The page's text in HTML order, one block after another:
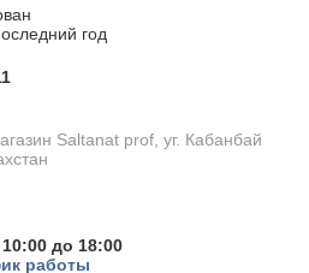
год
Saltanat prof, уг. Кабанбай
до 18:00
работы